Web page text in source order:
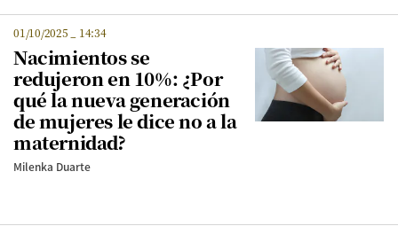
01/10/2025 14:34
Nacimientos se
redujeron en 10%: ¿Por
qué la nueva generación
de mujeres le dice no a la
maternidad?
Milenka Duarte